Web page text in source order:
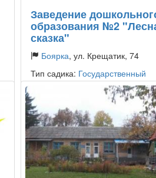
Заведение
образования №2
сказка"
Боярка, ул. Крещатик, 74
Тип садика: Государственный